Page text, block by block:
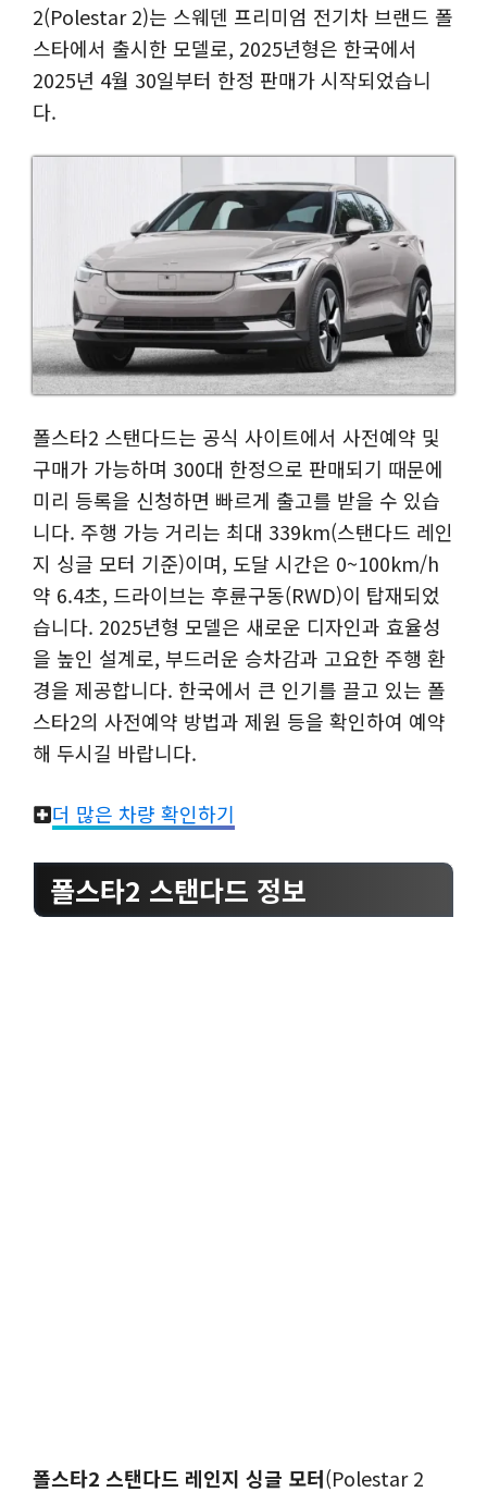
2(Polestar 2)는 스웨덴 프리미엄 전기차 브랜드 폴
스타에서 출시한 모델로, 2025년형은 한국에서
2025년 4월 30일부터 한정 판매가 시작되었습니
다.
폴스타2 스탠다드는 공식 사이트에서 사전예약 및
구매가 가능하며 300대 한정으로 판매되기 때문에
미리 등록을 신청하면 빠르게 출고를 받을 수 있습
니다. 주행 가능 거리는 최대 339km(스탠다드 레인
지 싱글 모터 기준)이며, 도달 시간은 0~100km/h
약 6.4초, 드라이브는 후륜구동(RWD)이 탑재되었
습니다. 2025년형 모델은 새로운 디자인과 효율성
을 높인 설계로, 부드러운 승차감과 고요한 주행 환
경을 제공합니다. 한국에서 큰 인기를 끌고 있는 폴
스타2의 사전예약 방법과 제원 등을 확인하여 예약
해 두시길 바랍니다.
더 많은 차량 확인하기
폴스타2 스탠다드 정보
폴스타2 스탠다드 레인지 싱글 모터(Polestar 2